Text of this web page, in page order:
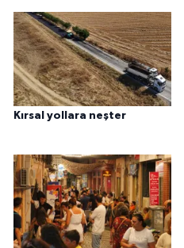
Kırsal yollara neşter